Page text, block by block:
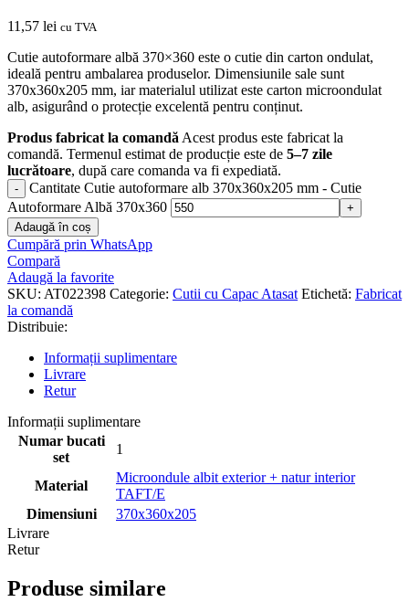
11,57 lei cu TVA
Cutie autoformare albă 370×360 este o cutie din carton ondulat,
ideală pentru ambalarea produselor. Dimensiunile sale sunt
370x360x205 mm, iar materialul utilizat este carton microondulat
alb, asigurând o protecție excelentă pentru conținut.
Produs fabricat la comandăAcest produs este fabricat la
comandă. Termenul estimat de producție este de 5–7 zile
lucrătoare, după care comanda va fi expediată.
Cantitate Cutie autoformare alb 370x360x205 mm - Cutie
Autoformare Albă 370x360
Adaugă în coș
Cumpără prin WhatsApp
Compară
Adaugă la favorite
SKU: AT022398 Categorie: Cutii cu Capac Atasat Etichetă: Fabricat
la comandă
Distribuie:
Informații suplimentare
Livrare
Retur
Informații suplimentare
Numar bucati
set
1
Material
Microondule albit exterior + natur interior
TAFT/E
Dimensiuni
370x360x205
Livrare
Retur
Produse similare